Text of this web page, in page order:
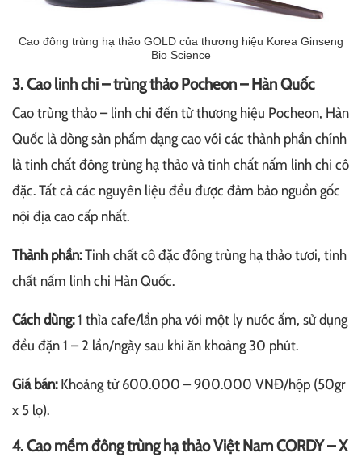
Cao đông trùng hạ thảo GOLD của thương hiệu Korea Ginseng
Bio Science
3. Cao linh chi – trùng thảo Pocheon – Hàn Quốc
Cao trùng thảo – linh chi đến từ thương hiệu Pocheon, Hàn
Quốc là dòng sản phẩm dạng cao với các thành phần chính
là tinh chất đông trùng hạ thảo và tinh chất nấm linh chi cô
đặc. Tất cả các nguyên liệu đều được đảm bảo nguồn gốc
nội địa cao cấp nhất.
Thành phần:Tinh chất cô đặc đông trùng hạ thảo tươi, tinh
chất nấm linh chi Hàn Quốc.
Cách dùng:1 thìa cafe/lần pha với một ly nước ấm, sử dụng
đều đặn 1 – 2 lần/ngày sau khi ăn khoảng 30 phút.
Giá bán:Khoảng từ 600.000 – 900.000 VNĐ/hộp (50gr
x 5 lọ).
4. Cao mềm đông trùng hạ thảo Việt Nam CORDY – X